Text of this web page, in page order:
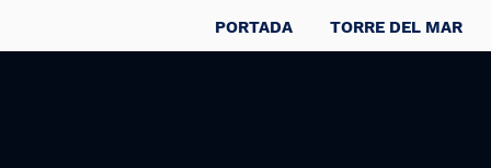
PORTADA TORRE DEL MAR